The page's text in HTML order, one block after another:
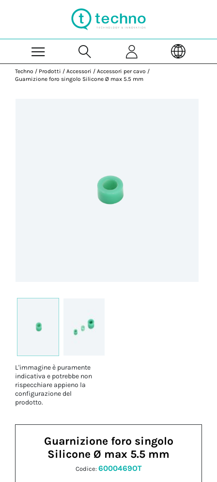
Techno / Prodotti / Accessori / Accessori per cavo /
Guarnizione foro singolo Silicone Ø max 5.5 mm
L'immagine è puramente
indicativa e potrebbe non
rispecchiare appieno la
configurazione del
prodotto.
Guarnizione foro singolo
Silicone Ø max 5.5 mm
Codice: 6000469OT